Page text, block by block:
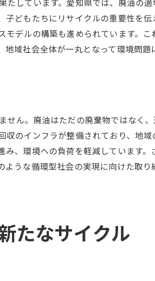
廃油のトレーサビリティ
めの技術開発と革新
可能な環境のための取り組み
頼できる廃油回収サービス
たCSR活動の実践例
力で実現する廃油回収
択肢を通じた地域貢献
た廃油回収のガイドライン
る最新トレンド
どもたちにリサイクルの重要性を
デルの構築も進められています。
域社会全体が一丸となって環境問
ん。廃油はただの廃棄物ではなく
のインフラが整備されており、地
、環境への負荷を軽減しています
うな循環型社会の実現に向けた取
たなサイクル